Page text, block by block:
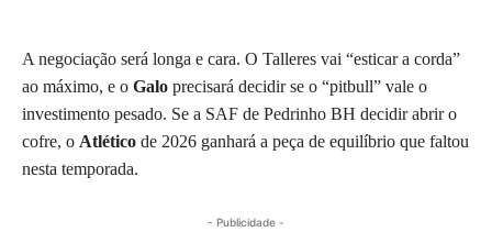
A negociação será longa e cara. O Talleres vai “esticar a corda”
ao máximo, e o Galo precisará decidir se o “pitbull” vale o
investimento pesado. Se a SAF de Pedrinho BH decidir abrir o
cofre, o Atlético de 2026 ganhará a peça de equilíbrio que faltou
nesta temporada.
- Publicidade -